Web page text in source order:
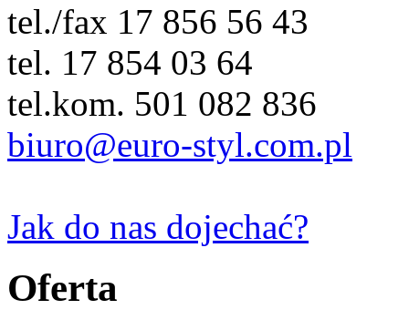
tel./fax 17 856 56 43
tel. 17 854 03 64
tel.kom. 501 082 836
biuro@euro-styl.com.pl
Jak do nas dojechać?
Oferta